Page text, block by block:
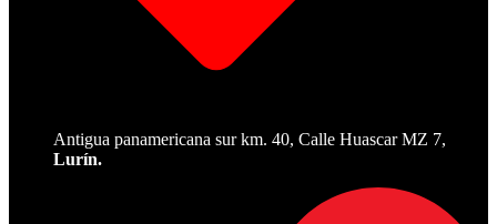
Antigua panamericana sur km. 40, Calle Huascar MZ 7,
Lurín.